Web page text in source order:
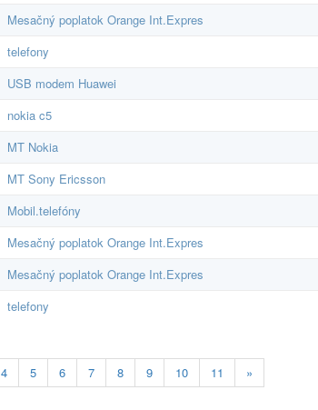
Mesačný poplatok Orange Int.Expres
telefony
USB modem Huawei
nokia c5
MT Nokia
MT Sony Ericsson
Mobil.telefóny
Mesačný poplatok Orange Int.Expres
Mesačný poplatok Orange Int.Expres
telefony
4 5 6 7 8 9 10 11 »